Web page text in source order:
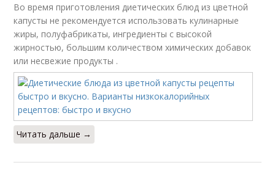
Во время приготовления диетических блюд из цветной
капусты не рекомендуется использовать кулинарные
жиры, полуфабрикаты, ингредиенты с высокой
жирностью, большим количеством химических добавок
или несвежие продукты .
Читать дальше →